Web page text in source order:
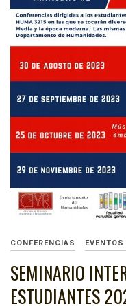
CONFERENCIAS
SEMINARIO
ESTUDIANTES